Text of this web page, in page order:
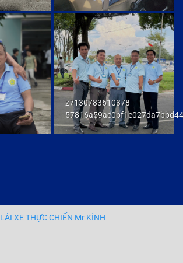
z7130783610378
LÁI XE THỰC CHIẾN Mr KÍNH